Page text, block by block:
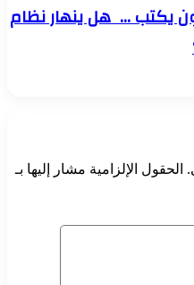
يكتب … هل ينهار نظام
الحقول الإلزامية مشار إليها بـ